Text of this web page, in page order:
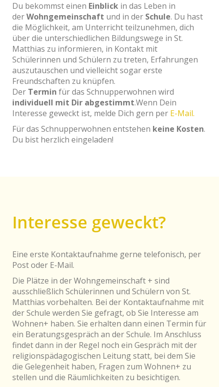
Du bekommst einen Einblick in das Leben in
derWohngemeinschaft und in der Schule. Du hast
die Möglichkeit, am Unterricht teilzunehmen, dich
über die unterschiedlichen Bildungswege in St.
Matthias zu informieren, in Kontakt mit
Schülerinnen und Schülern zu treten, Erfahrungen
auszutauschen und vielleicht sogar erste
Freundschaften zu knüpfen.
Der Termin für das Schnupperwohnen wird
individuell mit Dir abgestimmt.Wenn Dein
Interesse geweckt ist, melde Dich gern per E-Mail.
Für das Schnupperwohnen entstehen keine Kosten.
Du bist herzlich eingeladen!
Interesse geweckt?
Eine erste Kontaktaufnahme gerne telefonisch, per
Post oder E-Mail.
Die Plätze in der Wohngemeinschaft + sind
ausschließlich Schülerinnen und Schülern von St.
Matthias vorbehalten. Bei der Kontaktaufnahme mit
der Schule werden Sie gefragt, ob Sie Interesse am
Wohnen+ haben. Sie erhalten dann einen Termin für
ein Beratungsgespräch an der Schule. Im Anschluss
findet dann in der Regel noch ein Gespräch mit der
religionspädagogischen Leitung statt, bei dem Sie
die Gelegenheit haben, Fragen zum Wohnen+ zu
stellen und die Räumlichkeiten zu besichtigen.